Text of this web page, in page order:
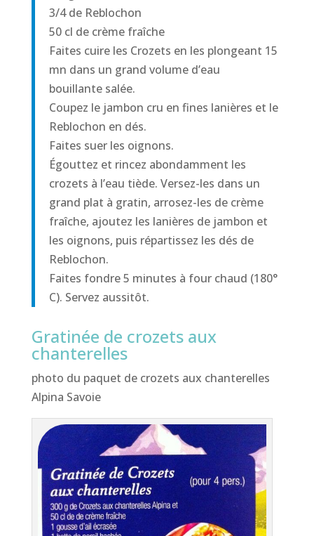
3/4 de Reblochon
50 cl de crème fraîche
Faites cuire les Crozets en les plongeant 15
mn dans un grand volume d’eau
bouillante salée.
Coupez le jambon cru en fines lanières et le
Reblochon en dés.
Faites suer les oignons.
Égouttez et rincez abondamment les
crozets à l’eau tiède. Versez-les dans un
grand plat à gratin, arrosez-les de crème
fraîche, ajoutez les lanières de jambon et
les oignons, puis répartissez les dés de
Reblochon.
Faites fondre 5 minutes à four chaud (180°
C). Servez aussitôt.
Gratinée de crozets aux
chanterelles
photo du paquet de crozets aux chanterelles
Alpina Savoie